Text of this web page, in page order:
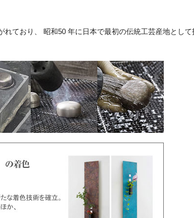
れており、 昭和50 年に日本で最初の伝統工芸産地として